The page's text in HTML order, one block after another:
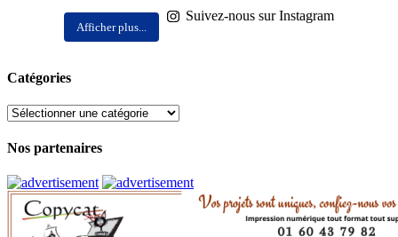
Afficher plus...
Suivez-nous sur Instagram
Catégories
Catégories
Nos partenaires